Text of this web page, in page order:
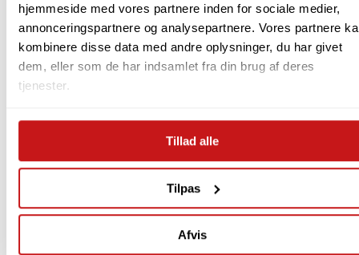
hjemmeside med vores partnere inden for sociale medier,
annonceringspartnere og analysepartnere. Vores partnere
kombinere disse data med andre oplysninger, du har givet
dem, eller som de har indsamlet fra din brug af deres
tjenester.
Tillad alle
Tilpas
Afvis
Værktøj
OUTLET – SPAR ekstra 10%
Alle varer
Annoncetilbud
Sengetøj & Håndklæder
Bolig
Indretning